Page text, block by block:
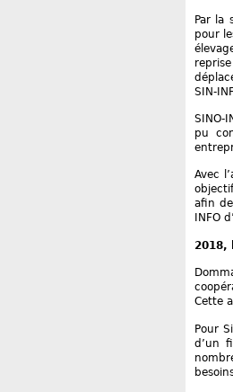
Par la
pour
SIN-
SINO-
pu
Avec
afin
INFO
2018,
Cette
Pour
d’un